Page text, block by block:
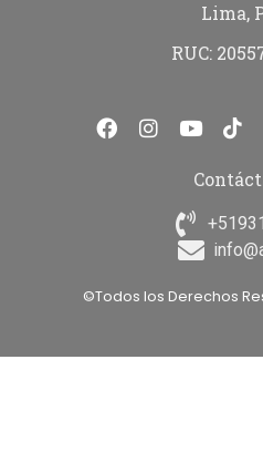
Lima,
RUC:
©Todos los Derechos